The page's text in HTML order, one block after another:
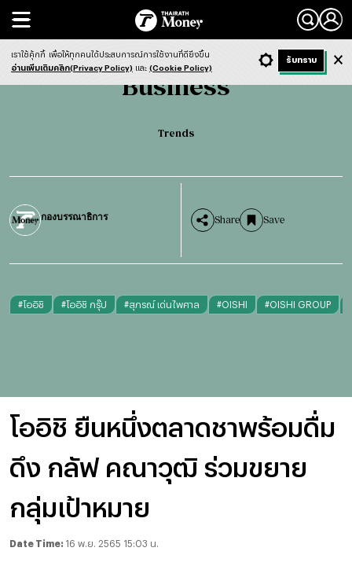
Search
Business Trends
Business
Trends
กองบรรณาธิการ Share Save
#โออิชิ #โออิชิ กรุ๊ป #สุภรณ์ เด่นไพศาล #OISHI #OISHI GROUP
โออิชิ ยืนหนึ่งตลาดชาพร้อมดื่ม
ดึง กลัฟ คณาวุฒิ ร่วมขยาย
กลุ่มเป้าหมาย
Date Time: 16 พ.ย. 2565 15:03 น.
- ก + ก Dark ฟังข่าว
เราใช้คุ้กกี้ เพื่อให้ทุกคนได้ประสบการณ์การใช้งานที่ดียิ่งขึ้น
อ่านเพิ่มเติมคลิก(Privacy Policy) และ (Cookie Policy)
รับทราบ